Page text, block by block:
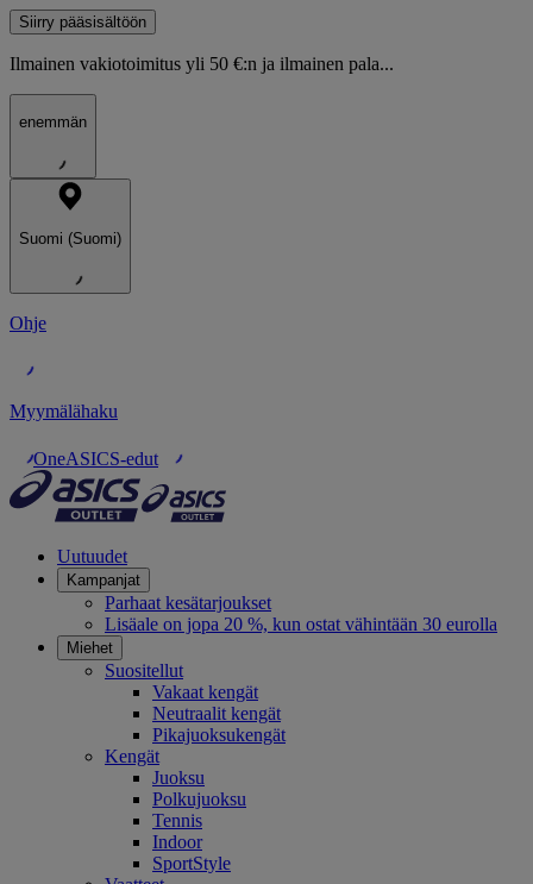
Siirry pääsisältöön
Ilmainen vakiotoimitus yli 50 €:n ja ilmainen pala...
enemmän
Suomi (Suomi)
Ohje
Myymälähaku
OneASICS-edut
Uutuudet
Kampanjat
Parhaat kesätarjoukset
Lisäale on jopa 20 %, kun ostat vähintään 30 eurolla
Miehet
Suositellut
Vakaat kengät
Neutraalit kengät
Pikajuoksukengät
Kengät
Juoksu
Polkujuoksu
Tennis
Indoor
SportStyle